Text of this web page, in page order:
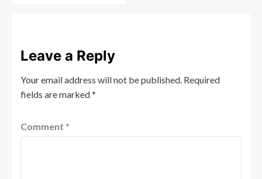
Leave a Reply
Your email address will not be published. Required
fields are marked*
Comment *